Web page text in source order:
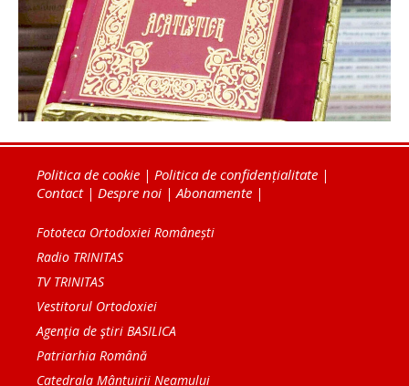
Politica de cookie | Politica de confidențialitate |
Contact| Despre noi |Abonamente |
Fototeca Ortodoxiei Românești
Radio TRINITAS
TV TRINITAS
Vestitorul Ortodoxiei
Agenţia de ştiri BASILICA
Patriarhia Română
Catedrala Mântuirii Neamului